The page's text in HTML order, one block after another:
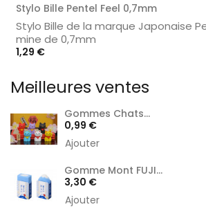
Stylo Bille Pentel Feel 0,7mm
Stylo Bille de la marque Japonaise
mine de 0,7mm
Prix
1,29 €
Meilleures ventes
Gommes Chats...
Prix
0,99 €
Ajouter
Gomme Mont FUJI...
Prix
3,30 €
Ajouter